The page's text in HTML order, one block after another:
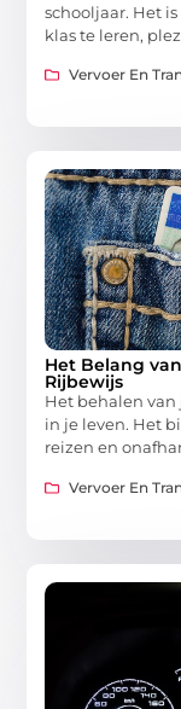
schooljaar. Het
klas te leren,
Vervoer En
Het Belang
Rijbewijs
Het behalen
in je leven. Het
reizen en
Vervoer En